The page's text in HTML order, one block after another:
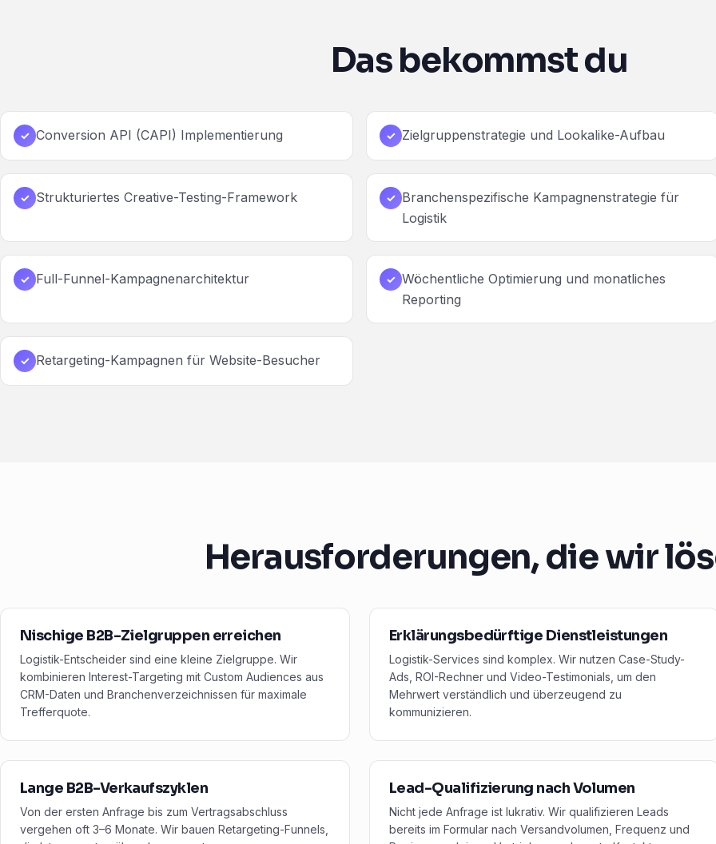
Das bekommst du
✓ Conversion API (CAPI) Implementierung ✓ Zielgruppenstrategie und Lookalike-Aufbau
✓ Strukturiertes Creative-Testing-Framework ✓ Branchenspezifische Kampagnenstrategie für
Logistik
✓ Full-Funnel-Kampagnenarchitektur ✓ Wöchentliche Optimierung und monatliches
Reporting
✓ Retargeting-Kampagnen für Website-Besucher
Herausforderungen, die wir
Nischige B2B-Zielgruppen erreichen
Logistik-Entscheider sind eine kleine Zielgruppe. Wir
kombinieren Interest-Targeting mit Custom Audiences aus
CRM-Daten und Branchenverzeichnissen für maximale
Trefferquote.
Erklärungsbedürftige Dienstleistungen
Logistik-Services sind komplex. Wir nutzen Case-Study-
Ads, ROI-Rechner und Video-Testimonials, um den
Mehrwert verständlich und überzeugend zu
kommunizieren.
Lange B2B-Verkaufszyklen
Von der ersten Anfrage bis zum Vertragsabschluss
vergehen oft 3–6 Monate. Wir bauen Retargeting-Funnels,
Lead-Qualifizierung nach Volumen
Nicht jede Anfrage ist lukrativ. Wir qualifizieren Leads
bereits im Formular nach Versandvolumen, Frequenz und